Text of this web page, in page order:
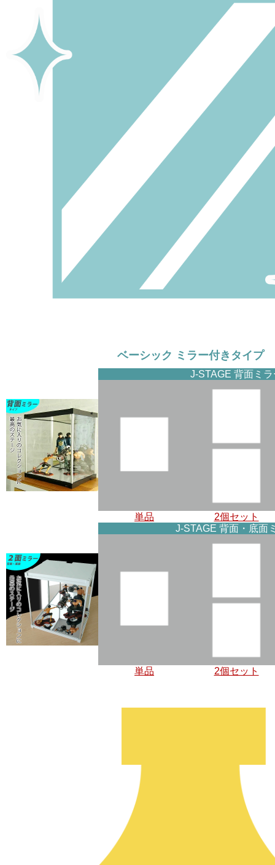
ベーシック ミラー付きタイプ
J-STAGE 背面ミラ
単品
2個セット
J-STAGE 背面・底面
単品 2個セット